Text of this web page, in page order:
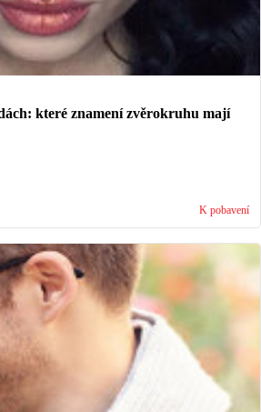
které znamení zvěrokruhu mají
K pobavení